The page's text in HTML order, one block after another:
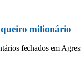
milionário
fechados em